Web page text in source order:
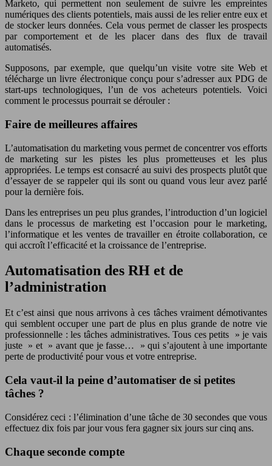
Marketo, qui permettent non seulement de suivre les empreintes
numériques des clients potentiels, mais aussi de les relier entre eux et
de stocker leurs données. Cela vous permet de classer les prospects
par comportement et de les placer dans des flux de travail
automatisés.
Supposons, par exemple, que quelqu’un visite votre site Web et
télécharge un livre électronique conçu pour s’adresser aux PDG de
start-ups technologiques, l’un de vos acheteurs potentiels. Voici
comment le processus pourrait se dérouler :
Faire de meilleures affaires
L’automatisation du marketing vous permet de concentrer vos efforts
de marketing sur les pistes les plus prometteuses et les plus
appropriées. Le temps est consacré au suivi des prospects plutôt que
d’essayer de se rappeler qui ils sont ou quand vous leur avez parlé
pour la dernière fois.
Dans les entreprises un peu plus grandes, l’introduction d’un logiciel
dans le processus de marketing est l’occasion pour le marketing,
l’informatique et les ventes de travailler en étroite collaboration, ce
qui accroît l’efficacité et la croissance de l’entreprise.
Automatisation des RH et de
l’administration
Et c’est ainsi que nous arrivons à ces tâches vraiment démotivantes
qui semblent occuper une part de plus en plus grande de notre vie
professionnelle : les tâches administratives. Tous ces petits » je vais
juste » et » avant que je fasse… » qui s’ajoutent à une importante
perte de productivité pour vous et votre entreprise.
Cela vaut-il la peine d’automatiser de si petites
tâches ?
Considérez ceci : l’élimination d’une tâche de 30 secondes que vous
effectuez dix fois par jour vous fera gagner six jours sur cinq ans.
Chaque seconde compte